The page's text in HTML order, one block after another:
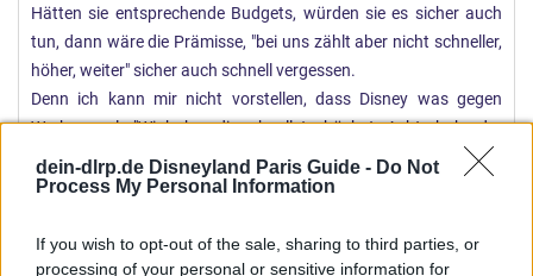
dein-dlrp.de Disneyland Paris Guide - Do Not
Process My Personal Information
If you wish to opt-out of the sale, sharing to third parties, or
processing of your personal or sensitive information for
Hätten sie entsprechende Budgets, würden sie es sicher auch
tun, dann wäre die Prämisse, "bei uns zählt aber nicht schneller,
höher, weiter" sicher auch schnell vergessen.
Denn ich kann mir nicht vorstellen, dass Disney was gegen
Werbung a la "Wir haben die schnellste, hächste Achterbahn der
Welt UND sie ist komplett thematisiert" hätte...